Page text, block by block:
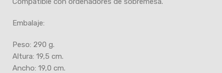
Embalaje:
Peso: 290 g.
Altura: 19,5 cm.
Ancho: 19,0 cm.